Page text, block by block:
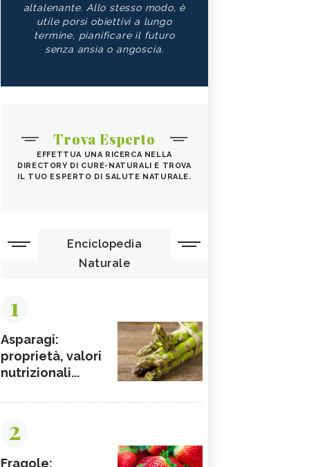
altalenante. Allo stesso modo, è
utile porsi obiettivi a lungo
termine, pianificare il futuro
senza ansia o angoscia.
Trova Esperto
EFFETTUA UNA RICERCA NELLA
DIRECTORY DI CURE-NATURALI E TROVA
IL TUO ESPERTO DI SALUTE NATURALE.
Enciclopedia
Naturale
1
Asparagi:
proprietà, valori
nutrizionali...
2
Fragole: